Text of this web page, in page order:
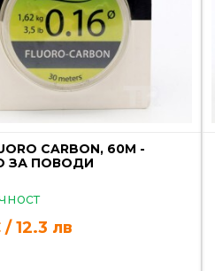
CARBON, 60M -
ЗА ПОВОДИ
12.3 лв